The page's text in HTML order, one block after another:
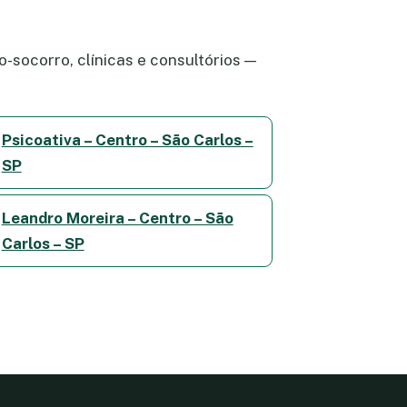
socorro, clínicas e consultórios —
Psicoativa – Centro – São Carlos –
SP
Leandro Moreira – Centro – São
Carlos – SP